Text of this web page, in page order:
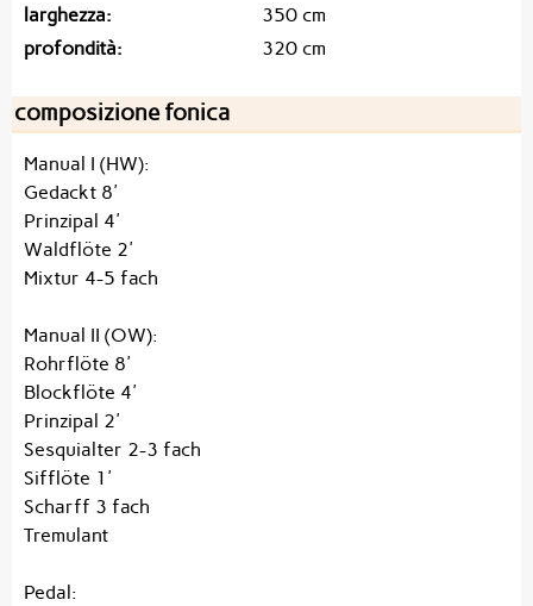
larghezza
350 cm
profondità
320 cm
composizione fonica
Manual I (HW):
Gedackt 8'
Prinzipal 4'
Waldflöte 2'
Mixtur 4-5 fach
Manual II (OW):
Rohrflöte 8'
Blockflöte 4'
Prinzipal 2'
Sesquialter 2-3 fach
Sifflöte 1'
Scharff 3 fach
Tremulant
Pedal: